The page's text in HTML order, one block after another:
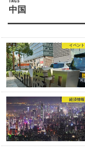
中国
イベント
経済情報